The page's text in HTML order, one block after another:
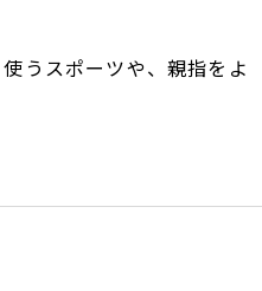
うスポーツや、親指をよ